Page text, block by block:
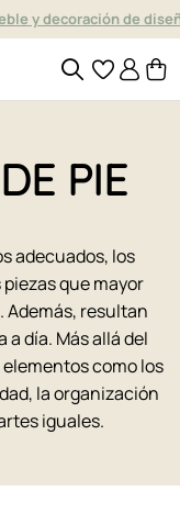
y decoración de
PIE
adecuados, los
que mayor
resultan
día. Más allá del
como los
la organización
iguales.